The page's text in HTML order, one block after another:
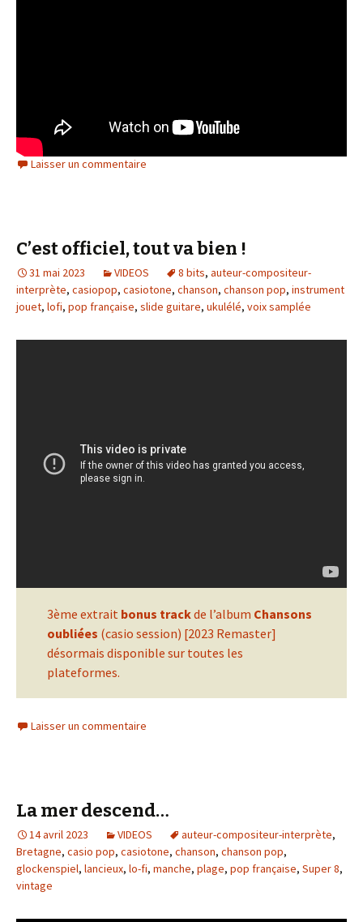
Laisser un commentaire
C’est officiel, tout va bien !
31 mai 2023 VIDEOS 8 bits, auteur-compositeur-
interprète, casiopop, casiotone, chanson, chanson pop, instrument
jouet, lofi, pop française, slide guitare, ukulélé, voix samplée
3ème extrait bonus trackde l’album Chansons
oubliées (casio session) [2023 Remaster]
désormais disponible sur toutes les
plateformes.
Laisser un commentaire
La mer descend…
14 avril 2023 VIDEOS auteur-compositeur-interprète,
Bretagne, casio pop, casiotone, chanson, chanson pop,
glockenspiel, lancieux, lo-fi, manche, plage, pop française, Super 8,
vintage